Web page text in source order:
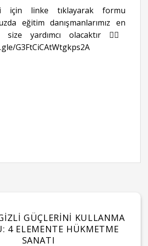
için linke tıklayarak formu
eğitim danışmanlarımız en
yardımcı olacaktır 👉🏻
G3FtCiCAtWtgkps2A
GÜÇLERINI KULLANMA
4 ELEMENTE HÜKMETME
SANATI